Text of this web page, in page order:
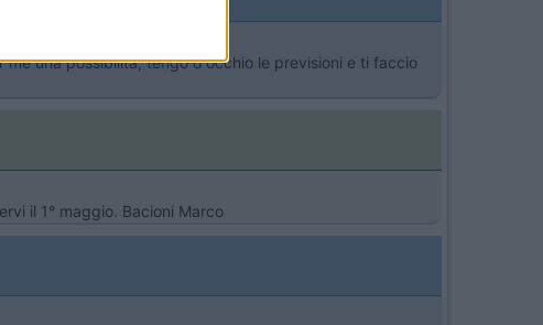
una possibilità, tengo d'occhio le previsioni e ti faccio
il 1° maggio. Bacioni Marco